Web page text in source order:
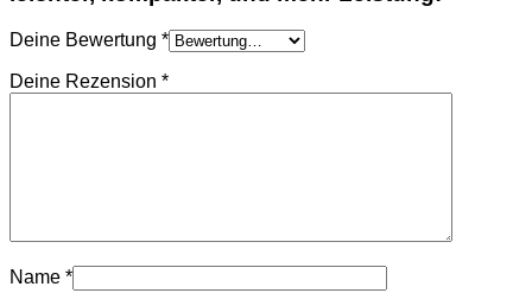
Deine Bewertung *
Deine Rezension *
Name *